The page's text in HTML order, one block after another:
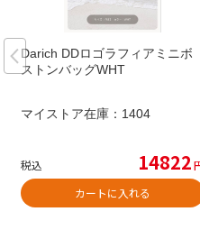
Darich DDロゴラフィアミニボ
ストンバッグWHT
マイストア在庫： 1404
税込 14822
カートに入れる